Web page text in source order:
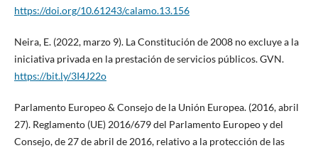
https://doi.org/10.61243/calamo.13.156
Neira, E. (2022, marzo 9). La Constitución de 2008 no excluye a la
iniciativa privada en la prestación de servicios públicos. GVN.
https://bit.ly/3I4J22o
Parlamento Europeo & Consejo de la Unión Europea. (2016, abril
27). Reglamento (UE) 2016/679 del Parlamento Europeo y del
Consejo, de 27 de abril de 2016, relativo a la protección de las